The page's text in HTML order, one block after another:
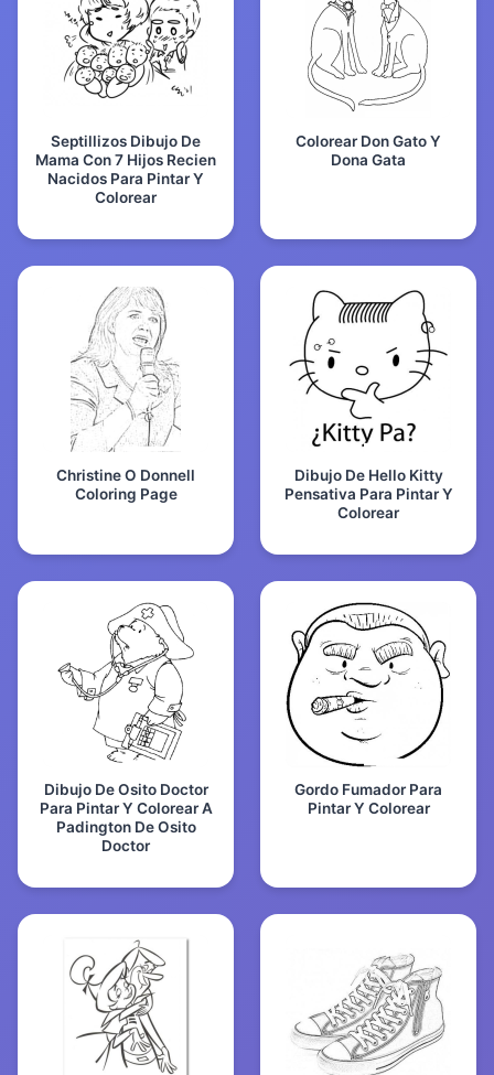
Septillizos Dibujo De
Mama Con 7 Hijos Recien
Nacidos Para Pintar Y
Colorear
Colorear Don Gato Y
Dona Gata
Christine O Donnell
Coloring Page
Dibujo De Hello Kitty
Pensativa Para Pintar Y
Colorear
Dibujo De Osito Doctor
Para Pintar Y Colorear A
Padington De Osito
Doctor
Gordo Fumador Para
Pintar Y Colorear